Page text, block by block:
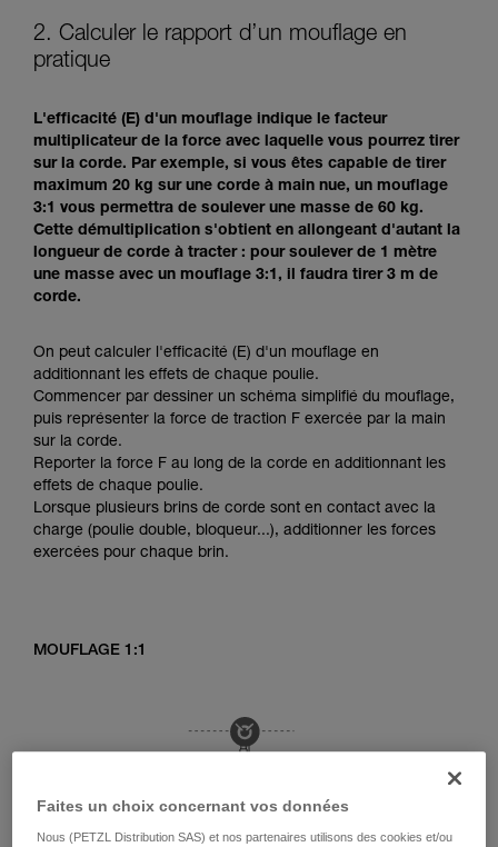
2. Calculer le rapport d’un mouflage en
pratique
L'efficacité (E) d'un mouflage indique le facteur
multiplicateur de la force avec laquelle vous pourrez tirer
sur la corde. Par exemple, si vous êtes capable de tirer
maximum 20 kg sur une corde à main nue, un mouflage
3:1 vous permettra de soulever une masse de 60 kg.
Cette démultiplication s'obtient en allongeant d'autant la
longueur de corde à tracter : pour soulever de 1 mètre
une masse avec un mouflage 3:1, il faudra tirer 3 m de
corde.
On peut calculer l'efficacité (E) d'un mouflage en
additionnant les effets de chaque poulie.
Commencer par dessiner un schéma simplifié du mouflage,
puis représenter la force de traction F exercée par la main
sur la corde.
Reporter la force F au long de la corde en additionnant les
effets de chaque poulie.
Lorsque plusieurs brins de corde sont en contact avec la
charge (poulie double, bloqueur...), additionner les forces
exercées pour chaque brin.
MOUFLAGE 1:1
Faites un choix concernant vos données
Nous (PETZL Distribution SAS) et nos partenaires utilisons des cookies et/ou